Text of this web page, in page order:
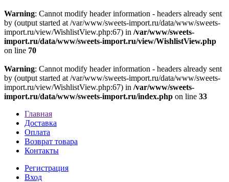
Warning: Cannot modify header information - headers already sent
by (output started at /var/www/sweets-import.ru/data/www/sweets-
import.ru/view/WishlistView.php:67) in /var/www/sweets-
import.ru/data/www/sweets-import.ru/view/WishlistView.php
on line 70
Warning: Cannot modify header information - headers already sent
by (output started at /var/www/sweets-import.ru/data/www/sweets-
import.ru/view/WishlistView.php:67) in /var/www/sweets-
import.ru/data/www/sweets-import.ru/index.php on line 33
Главная
Доставка
Оплата
Возврат товара
Контакты
Регистрация
Вход